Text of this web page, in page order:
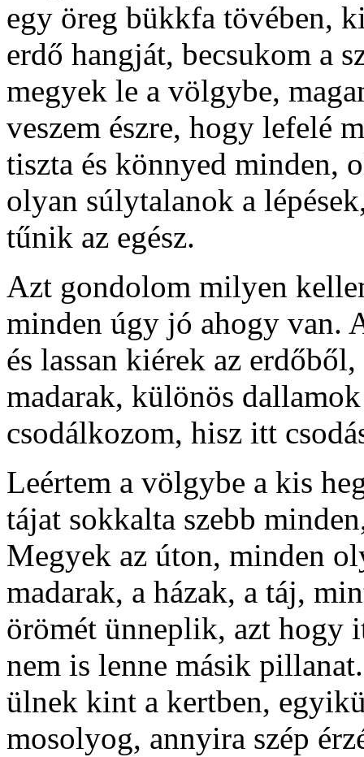
egy öreg bükkfa tövében,
erdő hangját, becsukom a
megyek le a völgybe,
veszem észre, hogy lefelé
tiszta és könnyed minden,
olyan súlytalanok a
tűnik az egész.
Azt gondolom milyen
minden úgy jó ahogy van.
és lassan kiérek az
madarak, különös
csodálkozom, hisz itt
Leértem a völgybe a kis
tájat sokkalta szebb
Megyek az úton, minden
madarak, a házak, a táj,
örömét ünneplik, azt hogy
nem is lenne másik
ülnek kint a kertben,
mosolyog, annyira szép